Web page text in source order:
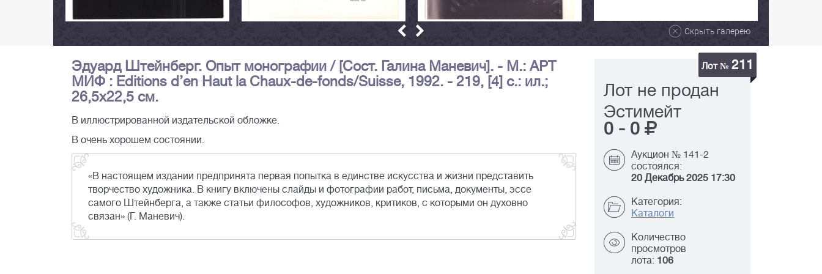
Скрыть галерею
Эдуард Штейнберг. Опыт монографии / [Сост. Галина Маневич]. - М.: АРТ
МИФ : Editions d’en Haut la Chaux-de-fonds/Suisse, 1992. - 219, [4] с.: ил.;
26,5х22,5 см.
В иллюстрированной издательской обложке.
В очень хорошем состоянии.
«В настоящем издании предпринята первая попытка в единстве искусства и жизни представить
творчество художника. В книгу включены слайды и фотографии работ, письма, документы, эссе
самого Штейнберга, а также статьи философов, художников, критиков, с которыми он духовно
связан» (Г. Маневич).
Лот № 211
Лот не продан
Эстимейт
0 - 0
Аукцион № 141-2
состоялся:
20 Декабрь 2025 17:30
Категория:
Каталоги
Количество
просмотров
лота: 106